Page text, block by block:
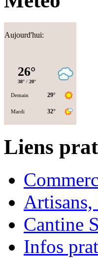
Aujourd'hui:
Liens
Artisans,
Cantine
Infos